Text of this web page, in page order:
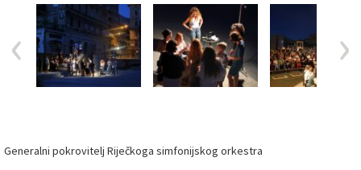
Generalni pokrovitelj Riječkoga simfonijskog orkestra